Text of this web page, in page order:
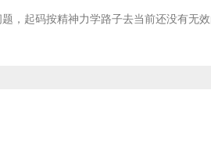
，起码按精神力学路子去当前还没有无效